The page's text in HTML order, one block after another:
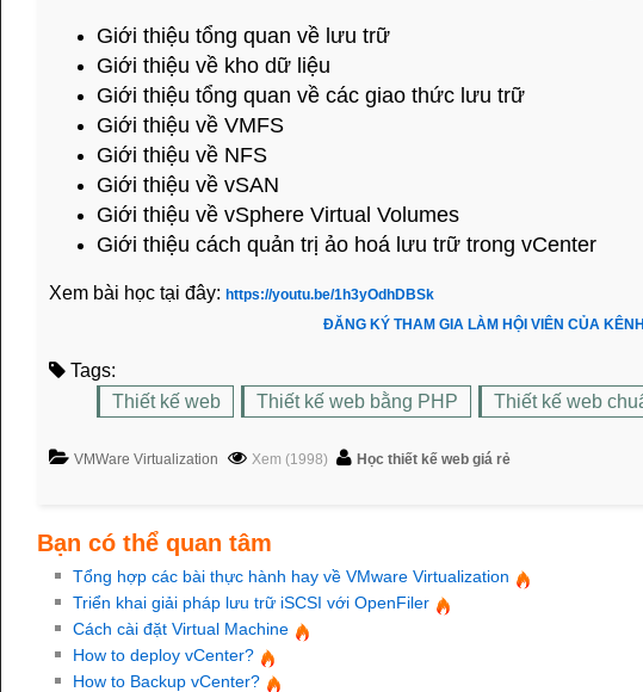
Giới thiệu tổng quan về lưu trữ
Giới thiệu về kho dữ liệu
Giới thiệu tổng quan về các giao thức lưu trữ
Giới thiệu về VMFS
Giới thiệu về NFS
Giới thiệu về vSAN
Giới thiệu về vSphere Virtual Volumes
Giới thiệu cách quản trị ảo hoá lưu trữ trong vCenter
Xem bài học tại đây: https://youtu.be/1h3yOdhDBSk
ĐĂNG KÝ THAM GIA LÀM HỘI VIÊN CỦA
Tags:
Thiết kế web
Thiết kế web bằng PHP Thiết kế web
VMWare Virtualization Xem (1998) Học thiết kế web giá rẻ
Bạn có thể quan tâm
Tổng hợp các bài thực hành hay về VMware Virtualization
Triển khai giải pháp lưu trữ iSCSI với OpenFiler
Cách cài đặt Virtual Machine
How to deploy vCenter?
How to Backup vCenter?